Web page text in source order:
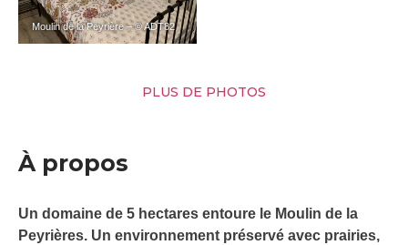
Moulin de la Peyrière – © ADT82
PLUS DE PHOTOS
À propos
Un domaine de 5 hectares entoure le Moulin de la
Peyrières. Un environnement préservé avec prairies,